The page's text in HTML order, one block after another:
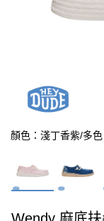
顏色：淺丁香紫/多色